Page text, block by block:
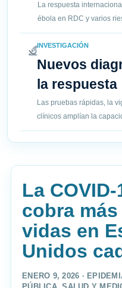
La respuesta
ébola en RDC y varios
INVESTIGACIÓN
Nuevos
la respuesta
Las pruebas rápidas, la
clínicos amplían la
La
cobra más
vidas en
Unidos
ENERO 9, 2026 ·